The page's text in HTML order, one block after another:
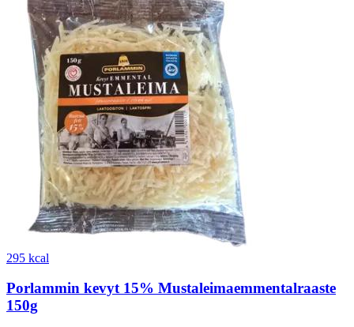
295 kcal
Porlammin kevyt 15% Mustaleimaemmentalraaste
150g